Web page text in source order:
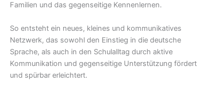
Familien und das gegenseitige Kennenlernen.
So entsteht ein neues, kleines und kommunikatives
Netzwerk, das sowohl den Einstieg in die deutsche
Sprache, als auch in den Schulalltag durch aktive
Kommunikation und gegenseitige Unterstützung fördert
und spürbar erleichtert.